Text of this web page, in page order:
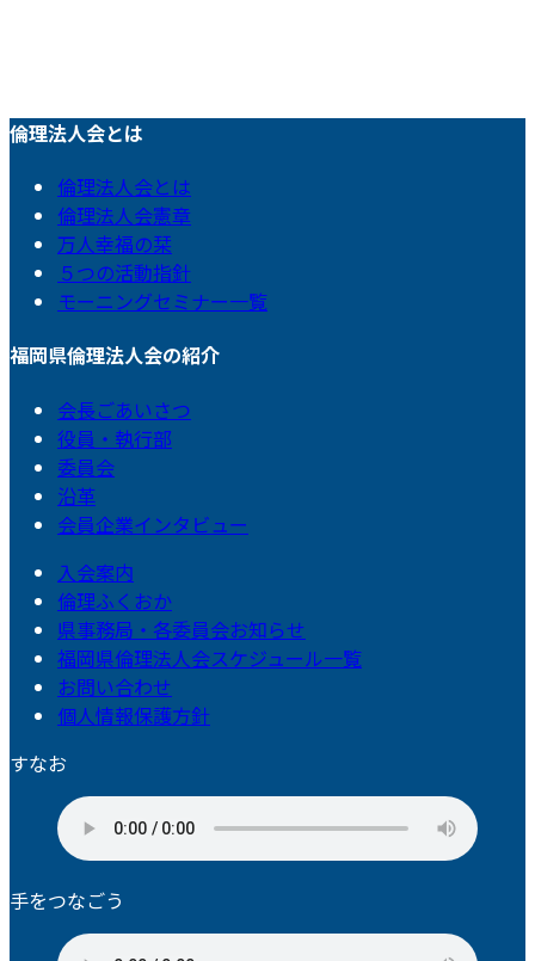
倫理法人会とは
倫理法人会とは
倫理法人会憲章
万人幸福の栞
５つの活動指針
モーニングセミナー一覧
福岡県倫理法人会の紹介
会長ごあいさつ
役員・執行部
委員会
沿革
会員企業インタビュー
入会案内
倫理ふくおか
県事務局・各委員会お知らせ
福岡県倫理法人会スケジュール一覧
お問い合わせ
個人情報保護方針
すなお
手をつなごう